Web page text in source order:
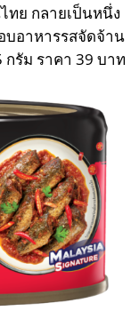
ย กลายเป็นหนึ่ง
อาหารรสจัดจ้าน
กรัม ราคา 39 บาท